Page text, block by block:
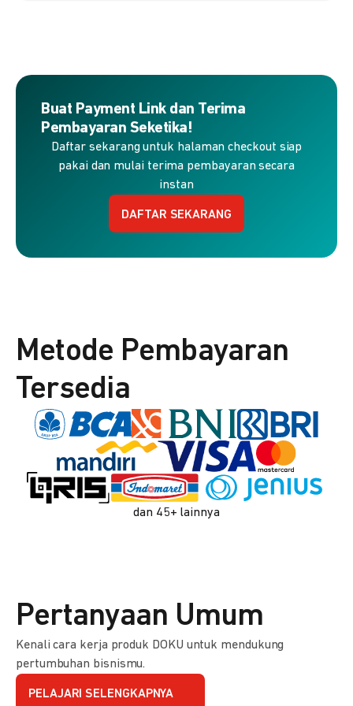
Buat Payment Link dan Terima
Pembayaran Seketika!
Daftar sekarang untuk halaman checkout siap
pakai dan mulai terima pembayaran secara
instan
DAFTAR SEKARANG
Metode Pembayaran
Tersedia
dan 45+ lainnya
Pertanyaan Umum
Kenali cara kerja produk DOKU untuk mendukung
pertumbuhan bisnismu.
PELAJARI SELENGKAPNYA